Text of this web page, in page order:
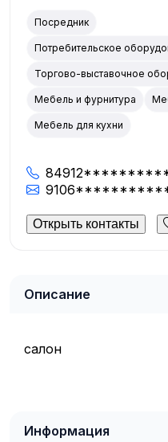
Посредник
Потребительское
Торгово-выставочное
Мебель и фурнитура
Мебель для кухни
Открыть контакты
Описание
салон
Информация